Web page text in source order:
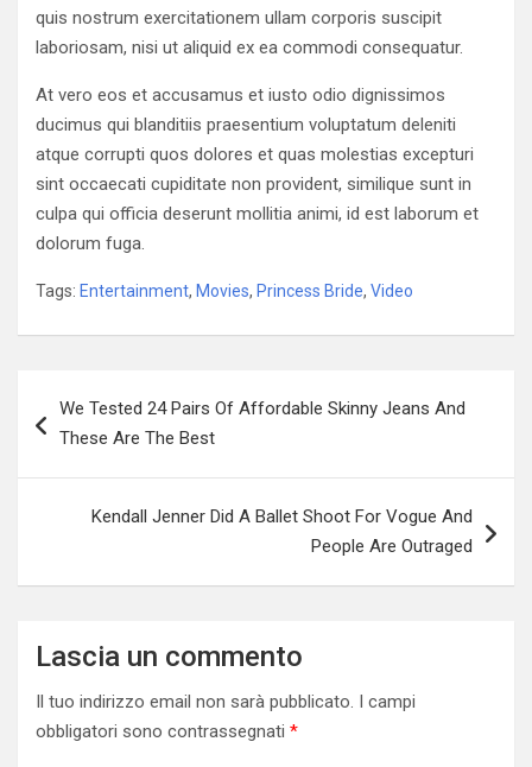
quis nostrum exercitationem ullam corporis suscipit
laboriosam, nisi ut aliquid ex ea commodi consequatur.
At vero eos et accusamus et iusto odio dignissimos
ducimus qui blanditiis praesentium voluptatum deleniti
atque corrupti quos dolores et quas molestias excepturi
sint occaecati cupiditate non provident, similique sunt in
culpa qui officia deserunt mollitia animi, id est laborum et
dolorum fuga.
Tags: Entertainment, Movies, Princess Bride, Video
articoli
We Tested 24 Pairs Of Affordable Skinny Jeans And
These Are The Best
Kendall Jenner Did A Ballet Shoot For Vogue And
People Are Outraged
Lascia un commento
Il tuo indirizzo email non sarà pubblicato. I campi
obbligatori sono contrassegnati *